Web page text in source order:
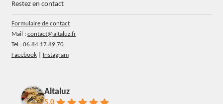
Restez en contact
Formulaire de contact
Mail : contact@altaluz.fr
Tel : 06.84.17.89.70
Facebook| Instagram
Altaluz